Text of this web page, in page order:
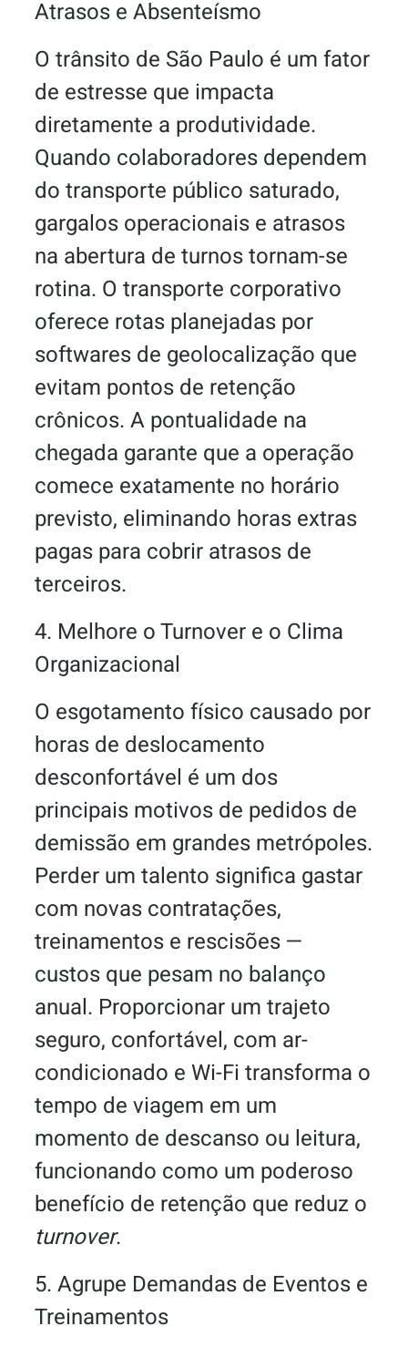
Atrasos e Absenteísmo
O trânsito de São Paulo é um fator
de estresse que impacta
diretamente a produtividade.
Quando colaboradores dependem
do transporte público saturado,
gargalos operacionais e atrasos
na abertura de turnos tornam-se
rotina. O transporte corporativo
oferece rotas planejadas por
softwares de geolocalização que
evitam pontos de retenção
crônicos. A pontualidade na
chegada garante que a operação
comece exatamente no horário
previsto, eliminando horas extras
pagas para cobrir atrasos de
terceiros.
4. Melhore o Turnover e o Clima
Organizacional
O esgotamento físico causado por
horas de deslocamento
desconfortável é um dos
principais motivos de pedidos de
demissão em grandes metrópoles.
Perder um talento significa gastar
com novas contratações,
treinamentos e rescisões —
custos que pesam no balanço
anual. Proporcionar um trajeto
seguro, confortável, com ar-
condicionado e Wi-Fi transforma o
tempo de viagem em um
momento de descanso ou leitura,
funcionando como um poderoso
benefício de retenção que reduz o
turnover.
5. Agrupe Demandas de Eventos e
Treinamentos